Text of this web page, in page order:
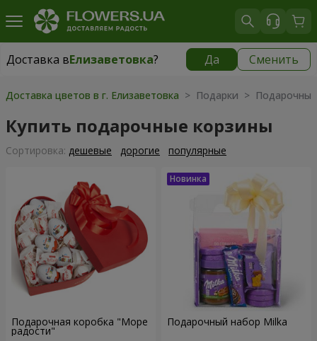
Доставка вЕлизаветовка? Да Сменить
Доставка вЕлизаветовка| бесплатно
Доставка цветов в г. Елизаветовка > Подарки >
Купить подарочные корзины
Cортировка: дешевые дорогие популярные
Подарочная коробка "Море
радости"
Подарочный набор Milka